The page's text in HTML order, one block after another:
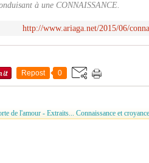
à une CONNAISSANCE.
http://www.ariaga.net/2015/06/
Repost 0
de l'amour - Extraits... Connaissance et